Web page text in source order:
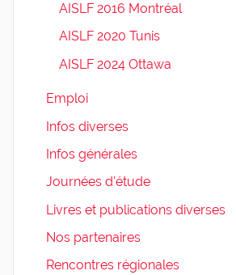
AISLF 2016 Montréal
AISLF 2020 Tunis
AISLF 2024 Ottawa
Emploi
Infos diverses
Infos générales
Journées d'étude
Livres et publications diverses
Nos partenaires
Rencontres régionales